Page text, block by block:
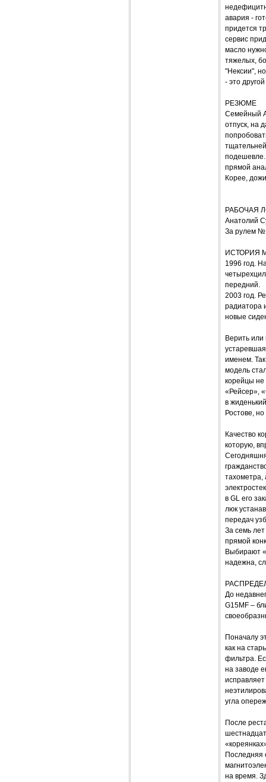
авария -
придется
сервис
масло
тяжелых,
"Нексии",
- это
РЕЗЮМЕ
Семейный
отпуск, на
подешевле.
прямой
Корее,
РАБОЧАЯ
Анатолий
За рулем
ИСТОРИЯ
1996 год.
передний.
2003 год.
радиатора
новые
Верить
именем.
модель
корейцы не
«Рейсер»,
в
Ростове,
Качество
которую,
тахометра,
в GL его
люк
передач
За семь
прямой
Выбирают
надежна,
До
G15MF –
Поначалу
как на
фильтра.
на заводе
угла
После
Последняя
на время.